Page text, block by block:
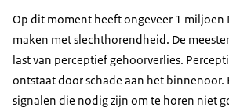
Op dit moment heeft ongeveer 1 miljoen
maken met slechthorendheid. De
last van perceptief gehoorverlies.
ontstaat door schade aan het binnenoor.
signalen die nodig zijn om te horen niet